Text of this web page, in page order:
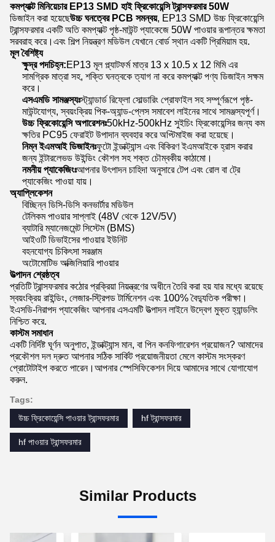
কমপ্যাক্ট মিনিয়েচার EP13 SMD হাই ফ্রিকোয়েন্সি ট্রান্সফরমার 50W
ডিজাইন করা হয়েছেউচ্চ ঘনত্বের PCB সমন্বয়, EP13 SMD উচ্চ ফ্রিকোয়েন্সি
ট্রান্সফরমার একটি অতি কমপ্যাক্ট পৃষ্ঠ-মাউন্ট প্যাকেজে 50W পাওয়ার রূপান্তর ক্ষমতা
সরবরাহ করে।এবং শিল্প নিয়ন্ত্রণ মডিউল যেখানে বোর্ড স্থান একটি প্রিমিয়াম হয়.
মূল বৈশিষ্ট্য
ক্ষুদ্র পদচিহ্ন:EP13 মূল প্ল্যাটফর্ম মাত্র 13 x 10.5 x 12 মিমি এর
সামগ্রিক মাত্রা সহ, শক্তি ঘনত্বকে ত্যাগ না করে কমপ্যাক্ট পণ্য ডিজাইন সক্ষম
করে।
এসএমডি সামঞ্জস্যঃস্ট্যান্ডার্ড রিফ্লো সোল্ডারিং প্রোফাইল সহ সম্পূর্ণরূপে পৃষ্ঠ-
মাউন্টযোগ্য, স্বয়ংক্রিয় পিক-অ্যান্ড-প্লেস সমাবেশ লাইনের সাথে সামঞ্জস্যপূর্ণ।
উচ্চ ফ্রিকোয়েন্সি অপারেশনঃ50kHz-500kHz সুইচিং ফ্রিকোয়েন্সির জন্য কম
ক্ষতির PC95 ফেরাইট উপাদান ব্যবহার করে অপ্টিমাইজ করা হয়েছে।
নিম্ন ইএমআই ডিজাইনঃফুটো ইন্ডাক্ট্যান্স এবং বিকিরণ ইএমআইকে হ্রাস করার
জন্য ইন্টারলেভড উইন্ডিং কৌশল সহ শক্ত চৌম্বকীয় কাঠামো।
নমনীয় প্যাকেজিংঃআপনার উৎপাদন চাহিদা অনুসারে টেপ এবং রোল বা ট্রে
প্যাকেজিং পাওয়া যায়।
অ্যাপ্লিকেশন
বিচ্ছিন্ন ডিসি-ডিসি কনভার্টার মডিউল
টেলিকম পাওয়ার সাপ্লাই (48V থেকে 12V/5V)
ব্যাটারি ম্যানেজমেন্ট সিস্টেম (BMS)
আইওটি ডিভাইসের পাওয়ার ইউনিট
বহনযোগ্য চিকিৎসা সরঞ্জাম
অটোমোটিভ অক্জিলিয়ারি পাওয়ার
উত্পাদন শ্রেষ্ঠত্ব
প্রতিটি ট্রান্সফরমার কঠোর প্রক্রিয়া নিয়ন্ত্রণের অধীনে তৈরি করা হয় যার মধ্যে রয়েছে
স্বয়ংক্রিয় রাইন্ডিং, লেজার-স্ট্রিপড টার্মিনেশন এবং 100% বৈদ্যুতিক পরীক্ষা।
ইএসডি-নিরাপদ প্যাকেজিং আপনার এসএমটি উত্পাদন লাইনে উদ্বেগ মুক্ত হ্যান্ডলিং
নিশ্চিত করে.
কাস্টম সমাধান
একটি নির্দিষ্ট ঘূর্ণন অনুপাত, ইন্ডাক্ট্যান্স মান, বা পিন কনফিগারেশন প্রয়োজন? আমাদের
প্রকৌশল দল দ্রুত আপনার সঠিক সার্কিট প্রয়োজনীয়তা মেলে কাস্টম সংস্করণ
প্রোটোটাইপ করতে পারেন।আপনার স্পেসিফিকেশন দিয়ে আমাদের সাথে যোগাযোগ
করুন.
Tags:
উচ্চ ফ্রিকোয়েন্সি পাওয়ার ট্রান্সফরমার
hf ট্রান্সফরমার
hf পাওয়ার ট্রান্সফরমার
Similar Products